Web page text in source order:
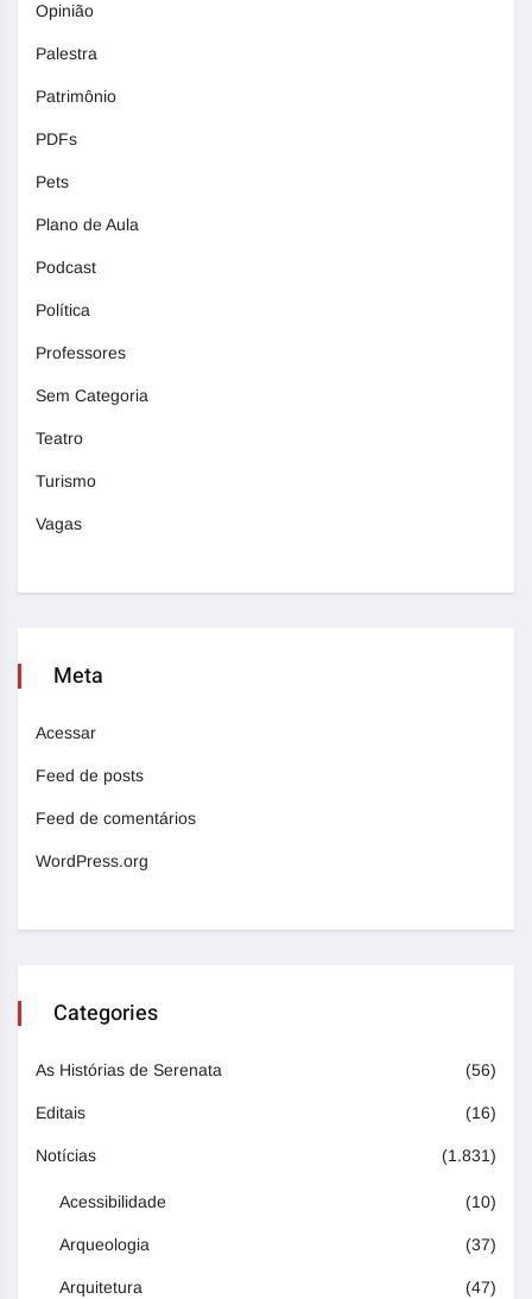
Opinião
Palestra
Patrimônio
PDFs
Pets
Plano de Aula
Podcast
Política
Professores
Sem Categoria
Teatro
Turismo
Vagas
Meta
Acessar
Feed de posts
Feed de comentários
WordPress.org
Categories
As Histórias de Serenata (56)
Editais (16)
Notícias (1.831)
Acessibilidade (10)
Arqueologia (37)
Arquitetura (47)